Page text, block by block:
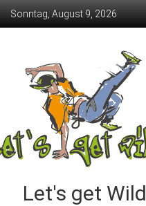
Sonntag, August 9, 2026
Let's get Wild